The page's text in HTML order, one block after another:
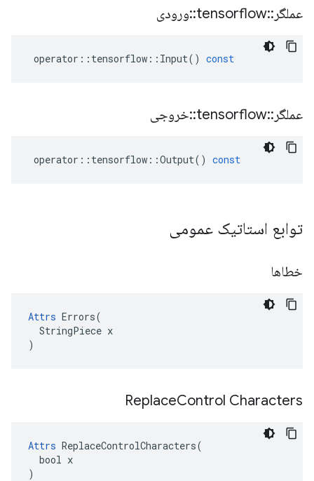
عملگر ::
tensorflow
::ورودی
operator :: tensorflow :: Input() const
عملگر ::
tensorflow
::خروجی
operator :: tensorflow ::Output() const
توابع استاتیک عمومی
خطاها
Attrs Errors(
  StringPiece x
)
ReplaceControl Characters
Attrs ReplaceControlCharacters(
  bool x
)